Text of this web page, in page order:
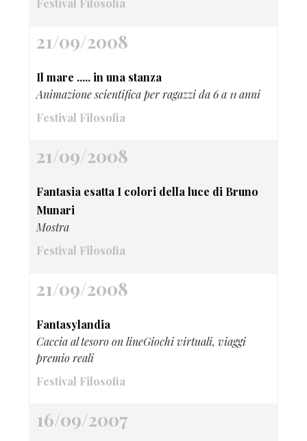
Festival Filosofia
21/09/2008
Il mare ..... in una stanza
Animazione scientifica per ragazzi da 6 a 11 anni
Festival Filosofia
21/09/2008
Fantasia esatta I colori della luce di Bruno
Munari
Mostra
Festival Filosofia
21/09/2008
Fantasylandia
Caccia al tesoro on lineGiochi virtuali, viaggi
premio reali
Festival Filosofia
16/09/2007